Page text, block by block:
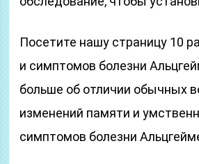
Посетите нашу страницу 10
и симптомов болезни
больше об отличии обычных
изменений памяти и
симптомов болезни